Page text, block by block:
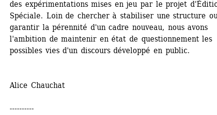
des expérimentations mises en jeu par le projet
Spéciale. Loin de chercher à stabiliser une structure
garantir la pérennité d'un cadre nouveau, nous avons
l'ambition de maintenir en état de questionnement les
possibles vies d'un discours développé en public.
Alice Chauchat
----------